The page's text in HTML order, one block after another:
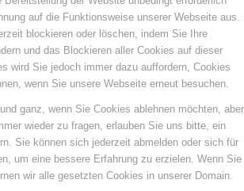
auf die Funktionsweise unserer Webseite aus.
blockieren oder löschen, indem Sie Ihre
und das Blockieren aller Cookies auf dieser
wird Sie jedoch immer dazu auffordern, Cookies
wenn Sie unsere Webseite erneut besuchen.
ganz, wenn Sie Cookies ablehnen möchten, aber
wieder zu fragen, erlauben Sie uns bitte, ein
Sie können sich jederzeit abmelden oder sich für
um eine bessere Erfahrung zu erzielen. Wenn Sie
wir alle gesetzten Cookies in unserer Domain.